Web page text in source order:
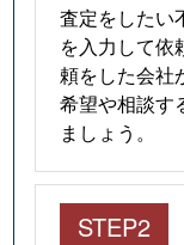
査定をしたい
を入力して依
頼をした会社
希望や相談す
ましょう。
STEP2